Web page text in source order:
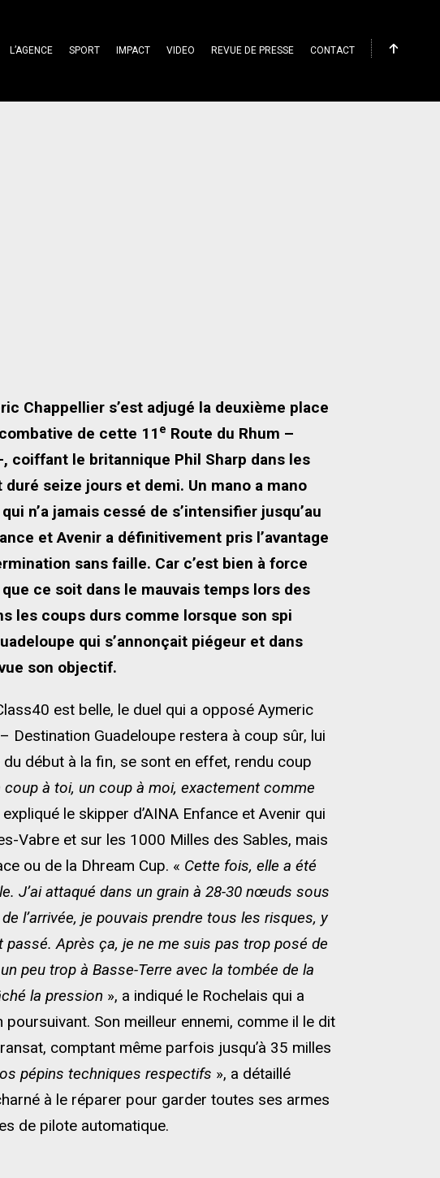
L’AGENCE SPORT IMPACT VIDEO REVUE DE PRESSE CONTACT
Chappellier s’est adjugé la deuxième place
de cette 11 e Route du Rhum –
coiffant le britannique Phil Sharp dans les
seize jours et demi. Un mano a mano
n’a jamais cessé de s’intensifier jusqu’au
et Avenir a définitivement pris l’avantage
sans faille. Car c’est bien à force
ce soit dans le mauvais temps lors des
les coups durs comme lorsque son spi
qui s’annonçait piégeur et dans
son objectif.
est belle, le duel qui a opposé Aymeric
Destination Guadeloupe restera à coup sûr, lui
début à la fin, se sont en effet, rendu coup
coup à toi, un coup à moi, exactement comme
expliqué le skipper d’AINA Enfance et Avenir qui
Vabre et sur les 1000 Milles des Sables, mais
ou de la Dhream Cup. « Cette fois, elle a été
J’ai attaqué dans un grain à 28-30 nœuds sous
l’arrivée, je pouvais prendre tous les risques, y
Après ça, je ne me suis pas trop posé de
peu trop à Basse-Terre avec la tombée de la
la pression », a indiqué le Rochelais qui a
Son meilleur ennemi, comme il le dit
comptant même parfois jusqu’à 35 milles
pépins techniques respectifs », a détaillé
à le réparer pour garder toutes ses armes
de pilote automatique.